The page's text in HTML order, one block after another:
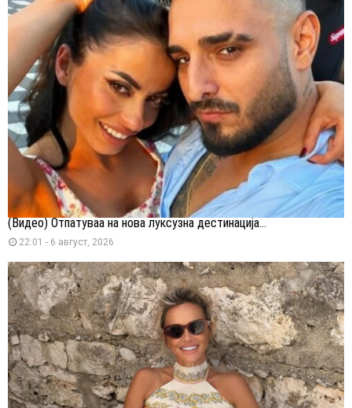
(Видео) Отпатуваа на нова луксузна дестинација...
22:01 - 6 август, 2026